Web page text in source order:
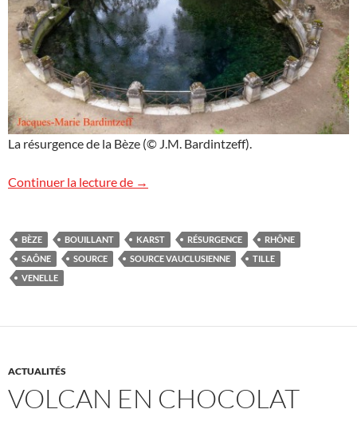
La résurgence de la Bèze (© J.M. Bardintzeff).
Continuer la lecture de Le « bouillant » de la Bèze
→
BÈZE BOUILLANT KARST RÉSURGENCE
RHÔNE
SAÔNE
SOURCE SOURCE VAUCLUSIENNE
TILLE
VENELLE
ACTUALITÉS
VOLCAN EN CHOCOLAT